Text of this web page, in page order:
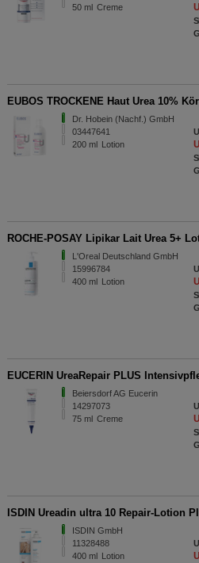
50 ml Creme
EUBOS TROCKENE Haut Urea 10%
Dr. Hobein (Nachf.) GmbH
03447641
200 ml Lotion
ROCHE-POSAY Lipikar Lait Urea 5+
L'Oreal Deutschland GmbH
15996784
400 ml Lotion
EUCERIN UreaRepair PLUS
Beiersdorf AG Eucerin
14297073
75 ml Creme
ISDIN Ureadin ultra 10 Repair-Lotion
ISDIN GmbH
11328488
400 ml Lotion